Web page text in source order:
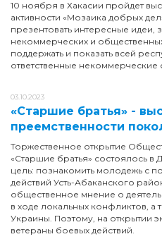
10 ноября в Хакасии пройдет
активности «Мозаика добрых
презентовать интересные идеи,
некоммерческих и
поддержать и показать всей
ответственные некоммерческие
03.10.2023
«Старшие братья» -
преемственности
Торжественное открытие
«Старшие братья» состоялось в
цель: познакомить молодежь с
действий Усть-Абаканского
общественное мнение о
в ходе локальных конфликтов, а
Украины. Поэтому, на открытии
ветераны боевых действий.